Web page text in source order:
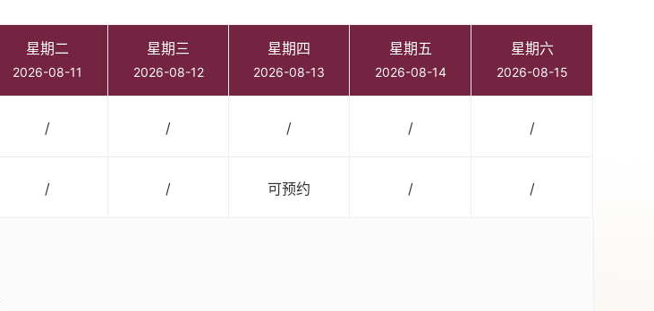
星期二
2026-08-11
星期三
2026-08-12
星期四
2026-08-13
星期五
2026-08-14
星期六
2026-08-15
/ / / / /
/ / 可预约 / /